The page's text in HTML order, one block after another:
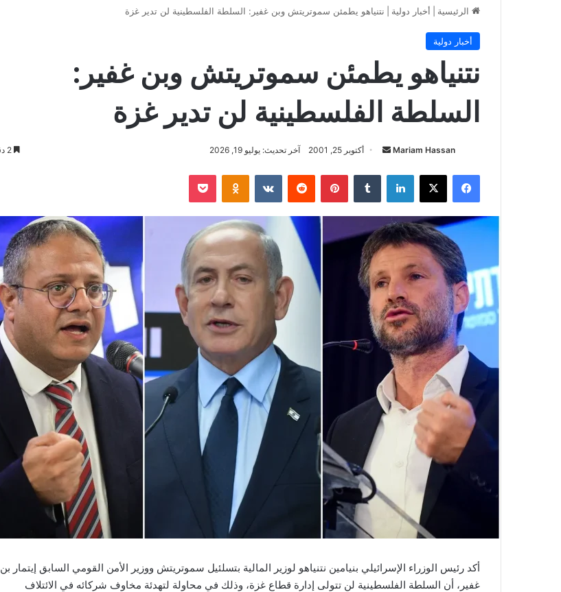
الرئيسية أخبار دولية نتنياهو يطمئن سموتريتش وبن غفير: السلطة الفلسطينية لن تدير غزة
أخبار دولية
نتنياهو يطمئن سموتريتش وبن غفير:
السلطة الفلسطينية لن تدير غزة
Mariam Hassan
أرسل
إلكترونيا
أكتوبر 25, 2001 آخر تحديث: يوليو 19, 2026
فيسبوك ‫X لينكدإن بينتيريست Odnoklassniki
‫Pocket
أكد رئيس الوزراء الإسرائيلي بنيامين نتنياهو لوزير المالية بتسلئيل سموتريتش ووزير الأمن القومي السابق إيتمار بن
غفير، أن السلطة الفلسطينية لن تتولى إدارة قطاع غزة، وذلك في محاولة لتهدئة مخاوف شركائه في الائتلاف